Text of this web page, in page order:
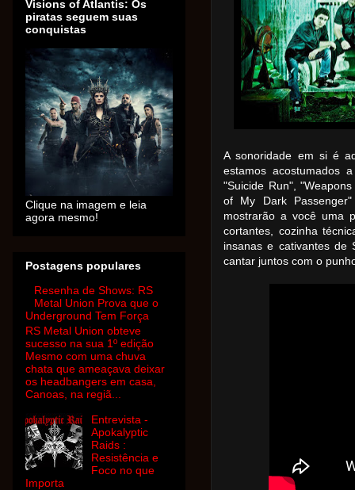
A sonoridade em si é
estamos acostumados
"Suicide Run",
of My Dark
mostrarão a você uma
cortantes, cozinha
insanas e cativantes de
cantar juntos com o
Visions of Atlantis: Os
piratas seguem suas
conquistas
Clique na imagem e leia
agora mesmo!
Postagens populares
Resenha de Shows: RS
Metal Union Prova que o
Underground Tem Força
RS Metal Union obteve
sucesso na sua 1º edição
Mesmo com uma chuva
chata que ameaçava deixar
os headbangers em casa,
Canoas, na regiã...
Entrevista -
Apokalyptic
Raids :
Resistência e
Foco no que
Importa